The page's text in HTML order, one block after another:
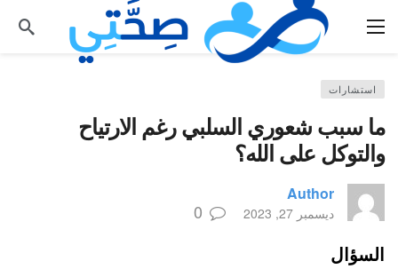
استشارات
ما سبب شعوري السلبي رغم الارتياح
والتوكل على الله؟
Author
ديسمبر 27, 2023 0
السؤال